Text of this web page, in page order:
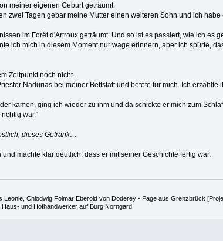
meiner eigenen Geburt geträumt.
zwei Tagen gebar meine Mutter einen weiteren Sohn und ich
im Forêt d'Artroux geträumt. Und so ist es passiert, wie ich es
ich mich in diesem Moment nur wage erinnern, aber ich spürte,
Zeitpunkt noch nicht.
Nadurias bei meiner Bettstatt und betete für mich. Ich
kamen, ging ich wieder zu ihm und da schickte er mich zum
war.“
dieses Getränk…
machte klar deutlich, dass er mit seiner Geschichte fertig war.
Leonie, Chlodwig Folmar Eberold von Doderey - Page aus Grenzbrück
und Hofhandwerker auf Burg Norngard